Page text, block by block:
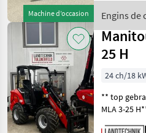
Machine d’occasion
Vollgummi
Sonderau
Engins de
Manitou
25 H
24 ch/18
** top
MLA 3-25